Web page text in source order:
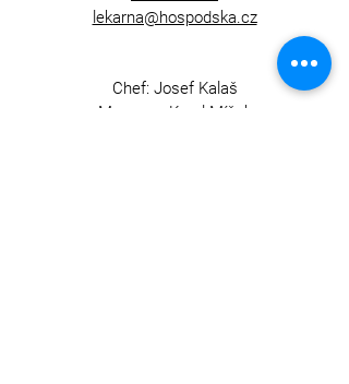
lekarna@hospodska.cz
Chef: Josef Kalaš
Manager: Karel Míšek